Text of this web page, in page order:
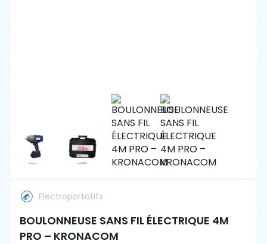
Electroportatifs
BOULONNEUSE SANS FIL ÉLECTRIQUE 4M
PRO – KRONACOM